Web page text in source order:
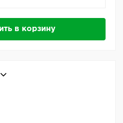
в корзину